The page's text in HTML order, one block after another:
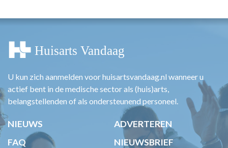
U kun zich aanmelden voor huisartsvandaag.nl wanneer u
actief bent in de medische sector als (huis)arts,
belangstellenden of als ondersteunend personeel.
NIEUWS
ADVERTEREN
FAQ
NIEUWSBRIEF